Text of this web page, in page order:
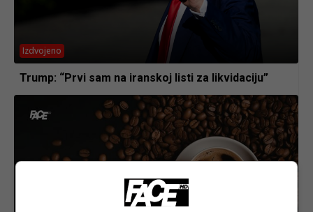
Izdvojeno
Trump: “Prvi sam na iranskoj listi za likvidaciju”